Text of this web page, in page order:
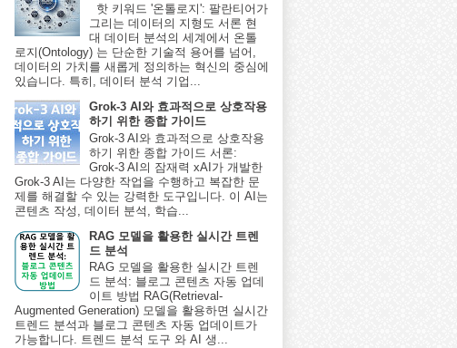
핫 키워드 '온톨로지': 팔란티어가
그리는 데이터의 지형도 서론 현
대 데이터 분석의 세계에서 온톨
로지(Ontology) 는 단순한 기술적 용어를 넘어,
데이터의 가치를 새롭게 정의하는 혁신의 중심에
있습니다. 특히, 데이터 분석 기업...
Grok-3 AI와 효과적으로 상호작용
하기 위한 종합 가이드
Grok-3 AI와 효과적으로 상호작용
하기 위한 종합 가이드 서론:
Grok-3 AI의 잠재력 xAI가 개발한
Grok-3 AI는 다양한 작업을 수행하고 복잡한 문
제를 해결할 수 있는 강력한 도구입니다. 이 AI는
콘텐츠 작성, 데이터 분석, 학습...
RAG 모델을 활용한 실시간 트렌
드 분석
RAG 모델을 활용한 실시간 트렌
드 분석: 블로그 콘텐츠 자동 업데
이트 방법 RAG(Retrieval-
Augmented Generation) 모델을 활용하면 실시간
트렌드 분석과 블로그 콘텐츠 자동 업데이트가
가능합니다. 트렌드 분석 도구 와 AI 생...